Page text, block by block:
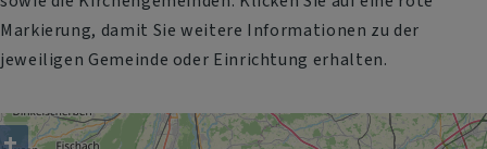
Markierung, damit Sie weitere Informationen zu der
jeweiligen Gemeinde oder Einrichtung erhalten.
+